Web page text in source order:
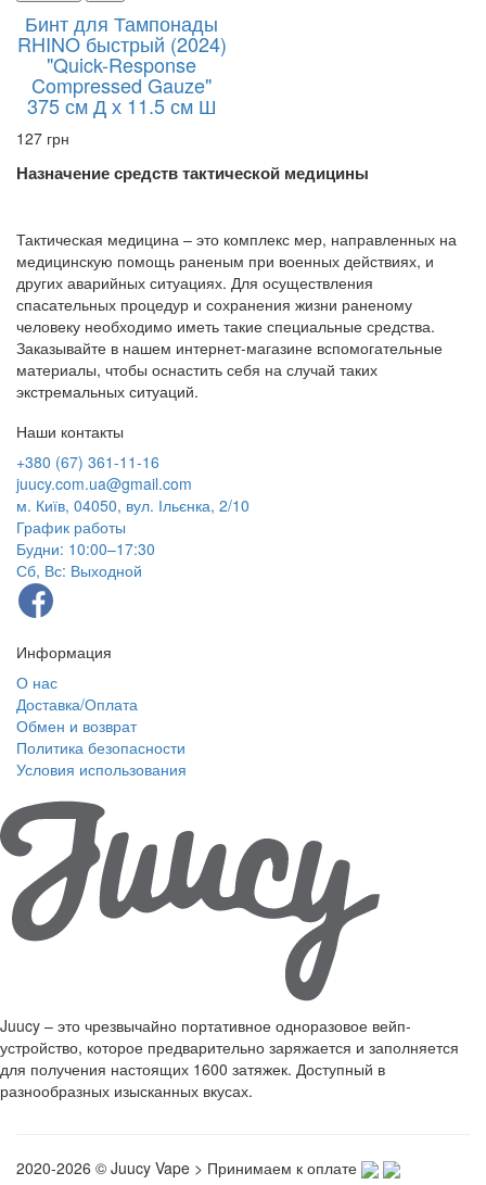
Бинт для Тампонады
RHINO быстрый (2024)
"Quick-Response
Compressed Gauze"
375 см Д х 11.5 см Ш
127 грн
Назначение средств тактической медицины
Тактическая медицина – это комплекс мер, направленных на
медицинскую помощь раненым при военных действиях, и
других аварийных ситуациях. Для осуществления
спасательных процедур и сохранения жизни раненому
человеку необходимо иметь такие специальные средства.
Заказывайте в нашем интернет-магазине вспомогательные
материалы, чтобы оснастить себя на случай таких
экстремальных ситуаций.
Наши контакты
+380 (67) 361-11-16
juucy.com.ua@gmail.com
м. Київ, 04050, вул. Ільєнка, 2/10
График работы
Будни: 10:00–17:30
Сб, Вс: Выходной
Информация
О нас
Доставка/Оплата
Обмен и возврат
Политика безопасности
Условия использования
Juucy – это чрезвычайно портативное одноразовое вейп-
устройство, которое предварительно заряжается и заполняется
для получения настоящих 1600 затяжек. Доступный в
разнообразных изысканных вкусах.
2020-2026 © Juucy Vape > Принимаем к оплате